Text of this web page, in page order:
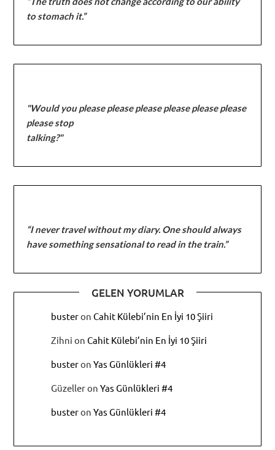
to stomach it.”
"Would you please please please please please please
please stop
talking?"
“I never travel without my diary. One should always
have something sensational to read in the train.”
GELEN YORUMLAR
busteronCahit Külebi’nin En İyi 10 Şiiri
Zihni onCahit Külebi’nin En İyi 10 Şiiri
busteronYas Günlükleri #4
GüzelleronYas Günlükleri #4
busteronYas Günlükleri #4